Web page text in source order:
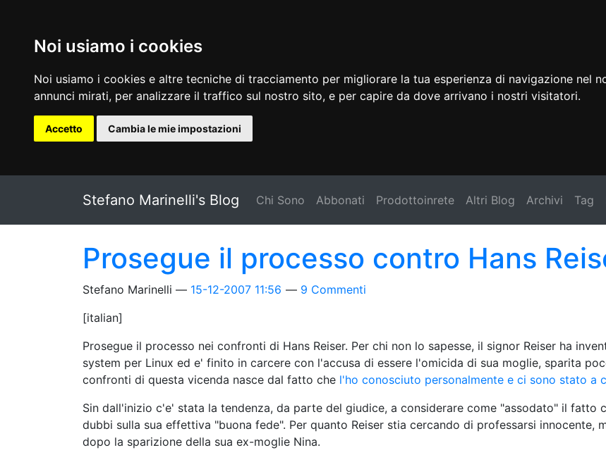
Noi usiamo i cookies
Noi usiamo i cookies e altre tecniche di tracciamento per migliorare la tua esperienza di navigazione nel
annunci mirati, per analizzare il traffico sul nostro sito, e per capire da dove arrivano i nostri visitatori.
Accetto Cambia le mie impostazioni
Stefano Marinelli's Blog Chi Sono Abbonati Prodottoinrete Altri Blog Archivi Tag
Prosegue il processo contro Hans
Stefano Marinelli 15-12-2007 11:56
9 Commenti
[italian]
Prosegue il processo nei confronti di Hans Reiser. Per chi non lo sapesse, il signor Reiser ha
system per Linux ed e' finito in carcere con l'accusa di essere l'omicida di sua moglie, sparita
confronti di questa vicenda nasce dal fatto che l'ho conosciuto personalmente e ci sono stato a
Sin dall'inizio c'e' stata la tendenza, da parte del giudice, a considerare come "assodato" il fatto
dubbi sulla sua effettiva "buona fede". Per quanto Reiser stia cercando di professarsi innocente, moltissime cose strane sono accadute subito
dopo la sparizione della sua ex-moglie Nina.